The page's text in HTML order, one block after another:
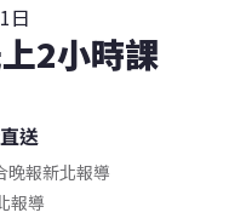
日
2小時課
送
晚報新北報導
報導